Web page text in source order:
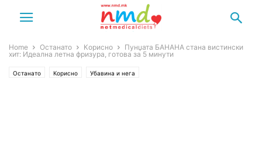
Home Останато Корисно
Пунџата БАНАНА стана вистински
хит: Идеална летна фризура, готова за 5 минути
Останато Корисно Убавина и нега